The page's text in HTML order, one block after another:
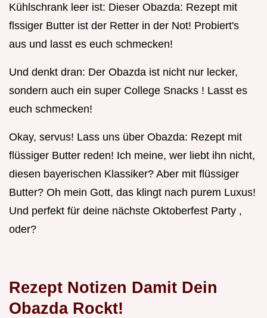
Kühlschrank leer ist: Dieser Obazda: Rezept mit
flssiger Butter ist der Retter in der Not! Probiert's
aus und lasst es euch schmecken!
Und denkt dran: Der Obazda ist nicht nur lecker,
sondern auch ein super College Snacks ! Lasst es
euch schmecken!
Okay, servus! Lass uns über Obazda: Rezept mit
flüssiger Butter reden! Ich meine, wer liebt ihn nicht,
diesen bayerischen Klassiker? Aber mit flüssiger
Butter? Oh mein Gott, das klingt nach purem Luxus!
Und perfekt für deine nächste Oktoberfest Party ,
oder?
Rezept Notizen Damit Dein
Obazda Rockt!